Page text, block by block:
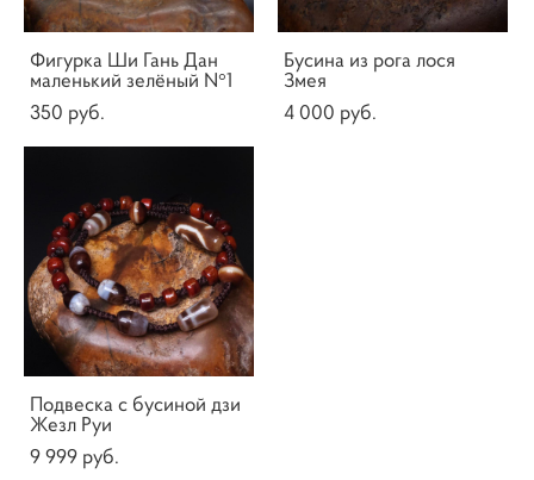
Фигурка Ши Гань Дан
маленький зелёный N°1
350 pуб.
Бусина из рога лося
Змея
4 000 pуб.
Подвеска с бусиной дзи
Жезл Руи
9 999 pуб.